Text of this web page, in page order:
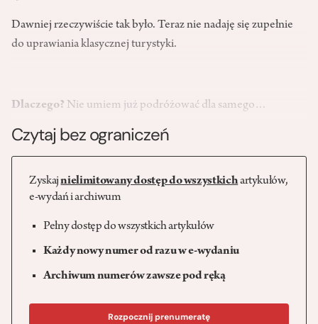
Dawniej rzeczywiście tak było. Teraz nie nadaję się zupełnie
do uprawiania klasycznej turystyki.
Dlaczego? Nie umiem już podróżować dla samego…
Czytaj bez ograniczeń
Zyskajnielimitowany dostęp do wszystkichartykułów,
e-wydań i archiwum
Pełny dostęp do wszystkich artykułów
Każdy nowy numer od razu w e-wydaniu
Archiwum numerów zawsze pod ręką
Rozpocznij prenumeratę